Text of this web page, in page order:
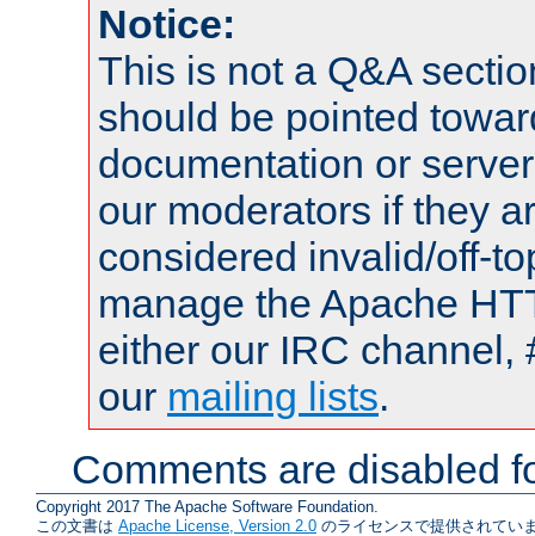
Notice:
This is not a Q&A
should be pointed
documentation or
our moderators if they
considered invalid/off-
manage the Apache
either our IRC channel,
our mailing lists.
Comments are disabled
Copyright 2017 The Apache Software Foundation.
この文書は Apache License, Version 2.0 のライセンスで提供されてい